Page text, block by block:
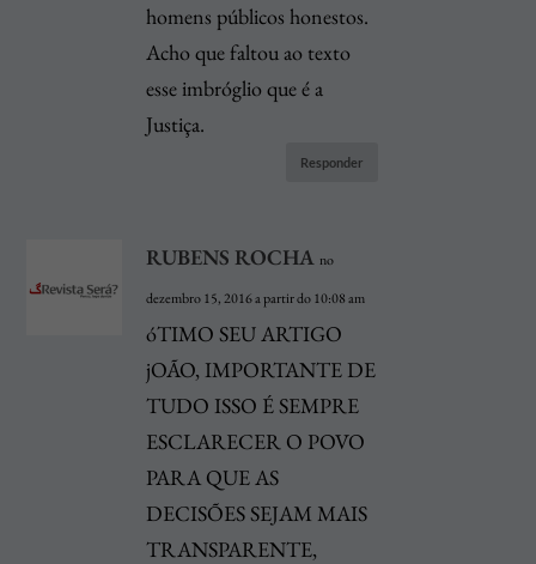
homens públicos honestos.
Acho que faltou ao texto
esse imbróglio que é a
Justiça.
Responder
RUBENS ROCHA no
dezembro 15, 2016 a partir do 10:08 am
óTIMO SEU ARTIGO
jOÃO, IMPORTANTE DE
TUDO ISSO É SEMPRE
ESCLARECER O POVO
PARA QUE AS
DECISÕES SEJAM MAIS
TRANSPARENTE,